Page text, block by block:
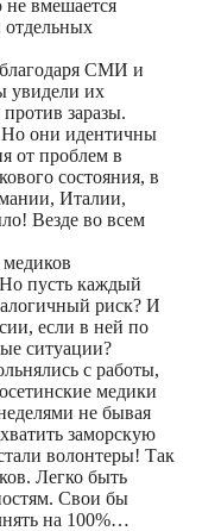
вмешается
отдельных
благодаря СМИ и
увидели их
заразы.
Но они идентичны
от проблем в
состояния, в
Италии,
Везде во всем
пусть каждый
риск? И
если в ней по
ситуации?
с работы,
медики
не бывая
заморскую
волонтеры! Так
Легко быть
Свои бы
на 100%…